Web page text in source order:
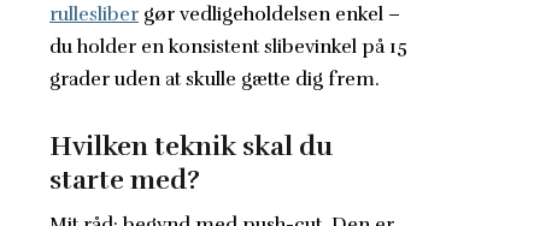
rullesliber gør vedligeholdelsen enkel –
du holder en konsistent slibevinkel på 15
grader uden at skulle gætte dig frem.
Hvilken teknik skal du
starte med?